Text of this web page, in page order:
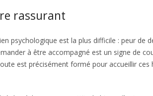
rassurant
psychologique est la plus difficile : peur de
à être accompagné est un signe de
est précisément formé pour accueillir